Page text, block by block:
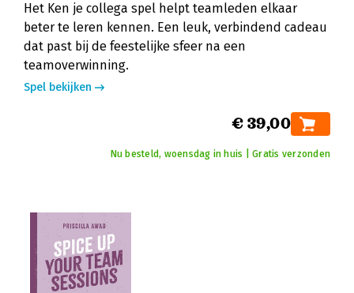
Het Ken je collega spel helpt teamleden elkaar
beter te leren kennen. Een leuk, verbindend cadeau
dat past bij de feestelijke sfeer na een
teamoverwinning.
Spel bekijken
€ 39,00
Nu besteld, woensdag in huis | Gratis verzonden